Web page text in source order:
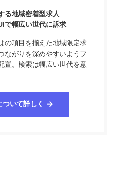
る地域密着型求人
で幅広い世代に訴求
の項目を揃えた地域限定求
ながりを深めやすいようフ
置。検索は幅広い世代を意
いて詳しく